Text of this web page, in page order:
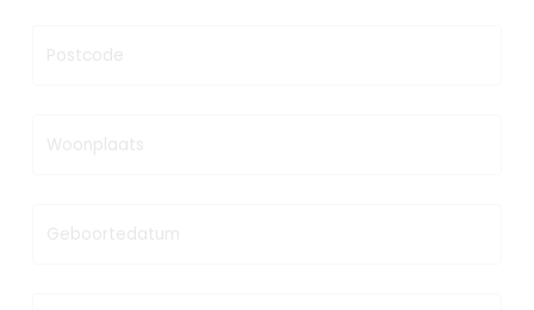
Postcode
Woonplaats
Geboortedatum